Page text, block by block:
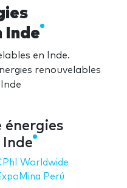
Inde
en Inde.
renouvelables
Worldwide
Perú